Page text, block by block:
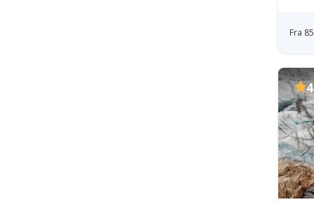
Fra